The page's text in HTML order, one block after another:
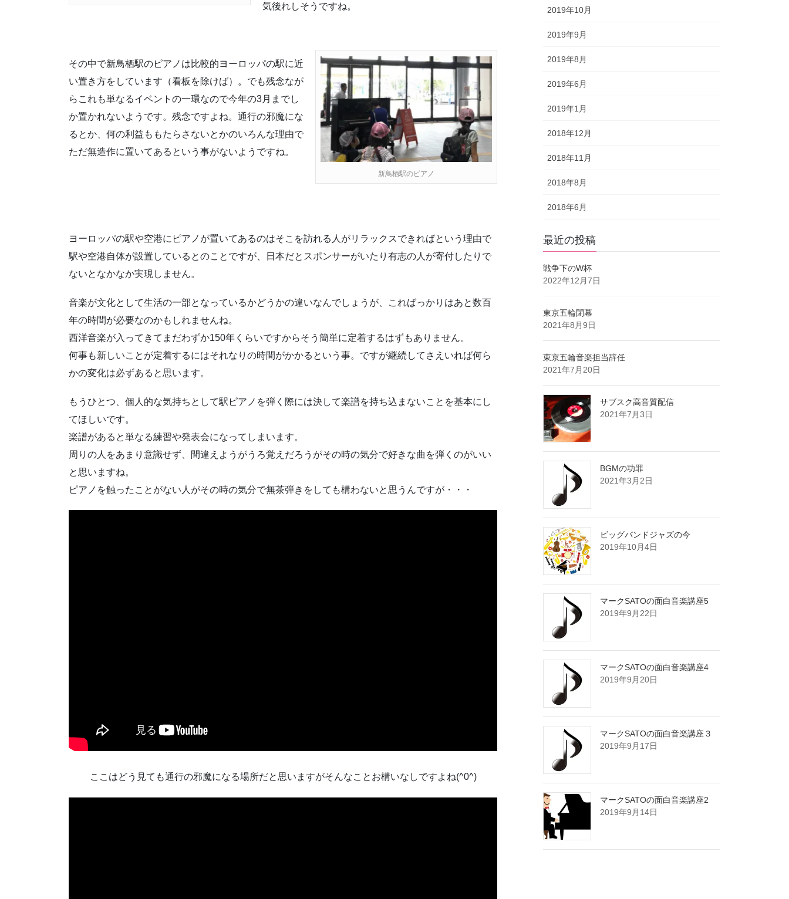
気後れしそうですね。
新鳥栖駅のピアノ
その中で新鳥栖駅のピアノは比較的ヨーロッパの駅に近
い置き方をしています（看板を除けば）。でも残念なが
らこれも単なるイベントの一環なので今年の3月までし
か置かれないようです。残念ですよね。通行の邪魔にな
るとか、何の利益ももたらさないとかのいろんな理由で
ただ無造作に置いてあるという事がないようですね。
ヨーロッパの駅や空港にピアノが置いてあるのはそこを訪れる人がリラックスできればという理由で
駅や空港自体が設置しているとのことですが、日本だとスポンサーがいたり有志の人が寄付したりで
ないとなかなか実現しません。
音楽が文化として生活の一部となっているかどうかの違いなんでしょうが、こればっかりはあと数百
年の時間が必要なのかもしれませんね。
西洋音楽が入ってきてまだわずか150年くらいですからそう簡単に定着するはずもありません。
何事も新しいことが定着するにはそれなりの時間がかかるという事。ですが継続してさえいれば何ら
かの変化は必ずあると思います。
もうひとつ、個人的な気持ちとして駅ピアノを弾く際には決して楽譜を持ち込まないことを基本にし
てほしいです。
楽譜があると単なる練習や発表会になってしまいます。
周りの人をあまり意識せず、間違えようがうろ覚えだろうがその時の気分で好きな曲を弾くのがいい
と思いますね。
ピアノを触ったことがない人がその時の気分で無茶弾きをしても構わないと思うんですが・・・
ここはどう見ても通行の邪魔になる場所だと思いますがそんなことお構いなしですよね(^0^)
2019年10月
2019年9月
2019年8月
2019年6月
2019年1月
2018年12月
2018年11月
2018年8月
2018年6月
最近の投稿
戦争下のW杯
2022年12月7日
東京五輪閉幕
2021年8月9日
東京五輪音楽担当辞任
2021年7月20日
サブスク高音質配信
2021年7月3日
BGMの功罪
2021年3月2日
ビッグバンドジャズの今
2019年10月4日
マークSATOの面白音楽講座5
2019年9月22日
マークSATOの面白音楽講座4
2019年9月20日
マークSATOの面白音楽講座３
2019年9月17日
マークSATOの面白音楽講座2
2019年9月14日